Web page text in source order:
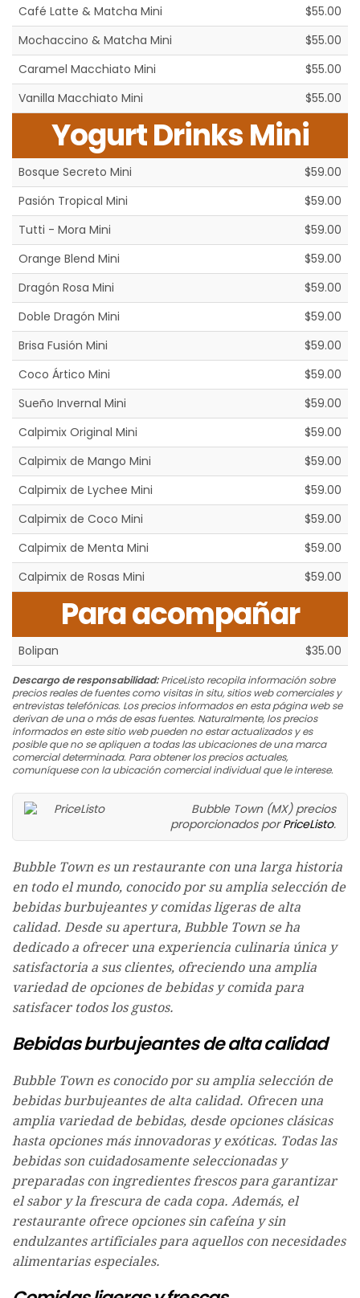
Café Latte & Matcha Mini
$55.00
Mochaccino & Matcha Mini
$55.00
Caramel Macchiato Mini
$55.00
Vanilla Macchiato Mini
$55.00
Yogurt Drinks Mini
Bosque Secreto Mini
$59.00
Pasión Tropical Mini
$59.00
Tutti - Mora Mini
$59.00
Orange Blend Mini
$59.00
Dragón Rosa Mini
$59.00
Doble Dragón Mini
$59.00
Brisa Fusión Mini
$59.00
Coco Ártico Mini
$59.00
Sueño Invernal Mini
$59.00
Calpimix Original Mini
$59.00
Calpimix de Mango Mini
$59.00
Calpimix de Lychee Mini
$59.00
Calpimix de Coco Mini
$59.00
Calpimix de Menta Mini
$59.00
Calpimix de Rosas Mini
$59.00
Para acompañar
Bolipan $35.00
Descargo de responsabilidad:PriceListo recopila información sobre
precios reales de fuentes como visitas in situ, sitios web comerciales y
entrevistas telefónicas. Los precios informados en esta página web se
derivan de una o más de esas fuentes. Naturalmente, los precios
informados en este sitio web pueden no estar actualizados y es
posible que no se apliquen a todas las ubicaciones de una marca
comercial determinada. Para obtener los precios actuales,
comuníquese con la ubicación comercial individual que le interese.
Bubble Town (MX) precios
proporcionados porPriceListo.
Bubble Town es un restaurante con una larga historia
en todo el mundo, conocido por su amplia selección de
bebidas burbujeantes y comidas ligeras de alta
calidad. Desde su apertura, Bubble Town se ha
dedicado a ofrecer una experiencia culinaria única y
satisfactoria a sus clientes, ofreciendo una amplia
variedad de opciones de bebidas y comida para
satisfacer todos los gustos.
Bebidas burbujeantes de alta calidad
Bubble Town es conocido por su amplia selección de
bebidas burbujeantes de alta calidad. Ofrecen una
amplia variedad de bebidas, desde opciones clásicas
hasta opciones más innovadoras y exóticas. Todas las
bebidas son cuidadosamente seleccionadas y
preparadas con ingredientes frescos para garantizar
el sabor y la frescura de cada copa. Además, el
restaurante ofrece opciones sin cafeína y sin
endulzantes artificiales para aquellos con necesidades
alimentarias especiales.